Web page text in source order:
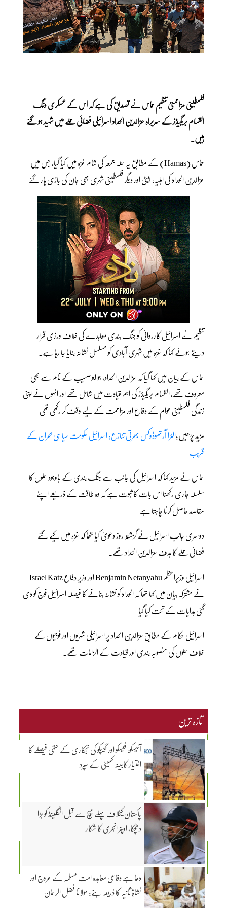
فلسطینی مزاحمتی تنظیم حماس نے تصدیق کی ہے کہ اس کے عسکری ونگ
القسام بریگیڈز کے سربراہ عزالدین الحداد اسرائیلی فضائی حملے میں شہید ہو گئے
ہیں۔
حماس (Hamas) کے مطابق یہ حملہ جمعہ کی شام غزہ میں کیا گیا، جس میں
عزالدین الحداد کی اہلیہ، بیٹی اور دیگر فلسطینی شہری بھی جان کی بازی ہار گئے۔
تنظیم نے اسرائیلی کارروائی کو جنگ بندی معاہدے کی خلاف ورزی قرار
دیتے ہوئے کہا کہ غزہ میں شہری آبادی کو مسلسل نشانہ بنایا جا رہا ہے۔
حماس کے بیان میں کہا گیا کہ عزالدین الحداد، جو ابو صہیب کے نام سے بھی
معروف تھے، القسام بریگیڈز کی اہم قیادت میں شامل تھے اور انہوں نے اپنی
زندگی فلسطینی عوام کے دفاع اور مزاحمت کے لیے وقف کر رکھی تھی۔
مزید پڑھیں؛الٹرا آرتھوڈوکس بھرتی تنازع: اسرائیلی حکومت سیاسی بحران کے
قریب
حماس نے مزید کہا کہ اسرائیل کی جانب سے جنگ بندی کے باوجود حملوں کا
سلسلہ جاری رکھنا اس بات کا ثبوت ہے کہ وہ طاقت کے ذریعے اپنے
مقاصد حاصل کرنا چاہتا ہے۔
دوسری جانب اسرائیل نے گزشتہ روز دعویٰ کیا تھا کہ غزہ میں کیے گئے
فضائی حملے کا ہدف عزالدین الحداد تھے۔
اسرائیلی وزیراعظم Benjamin Netanyahu اور وزیر دفاع Israel Katz
نے مشترکہ بیان میں کہا تھا کہ الحداد کو نشانہ بنانے کا فیصلہ اسرائیلی فوج کو دی
گئی ہدایات کے تحت کیا گیا۔
اسرائیلی حکام کے مطابق عزالدین الحداد پر اسرائیلی شہریوں اور فوجیوں کے
خلاف حملوں کی منصوبہ بندی اور قیادت کے الزامات تھے۔
تازہ ترین
آئیسکو، فیسکو اور گیپکو کی نجکاری کے حتمی فیصلے کا
اختیار کابینہ کمیٹی کے سپرد
پاکستان کیخلاف پہلے میچ سے قبل انگلینڈ کو بڑا
دھچکا، اوپنر انجری کا شکار
دعا ہے دفاعی معاہدہ امت مسلمہ کے عروج اور
نشاۃِ ثانیہ کا ذریعہ بنے: مولانا فضل الرحمان